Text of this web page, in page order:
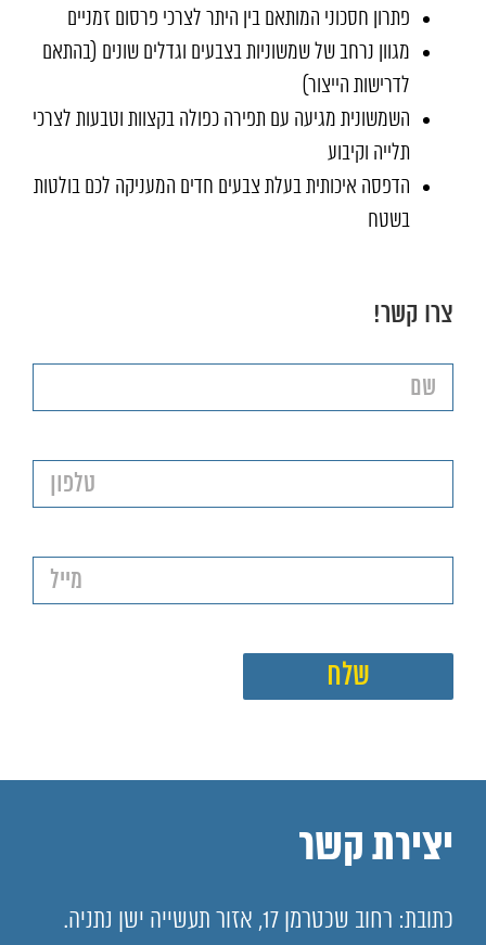
פתרון חסכוני המותאם בין היתר לצרכי פרסום זמניים
מגוון נרחב של שמשוניות בצבעים וגדלים שונים (בהתאם
לדרישות הייצור)
השמשונית מגיעה עם תפירה כפולה בקצוות וטבעות לצרכי
תלייה וקיבוע
הדפסה איכותית בעלת צבעים חדים המעניקה לכם בולטות
בשטח
צרו קשר!
יצירת קשר
כתובת: רחוב שכטרמן 17, אזור תעשייה ישן נתניה.